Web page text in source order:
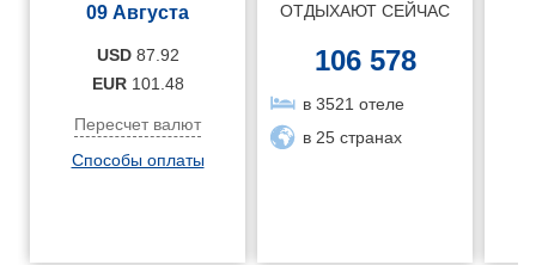
09 Августа
USD 87.92
EUR 101.48
Пересчет валют
Способы оплаты
ОТДЫХАЮТ СЕЙЧАС
106 578
в 3521 отеле
в 25 странах